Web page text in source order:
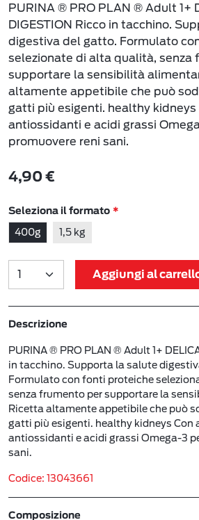
PURINA ® PRO PLAN ® Adult 1+
DIGESTION Ricco in tacchino.
digestiva del gatto. Formulato
selezionate di alta qualità, senza
supportare la sensibilità
altamente appetibile che può
gatti più esigenti. healthy kidneys
antiossidanti e acidi grassi
promuovere reni sani.
4,90 €
Seleziona il formato
400g 1,5 kg
Aggiungi al
Descrizione
PURINA ® PRO PLAN ® Adult 1+
in tacchino. Supporta la salute
Formulato con fonti proteiche
senza frumento per supportare la
Ricetta altamente appetibile che può
gatti più esigenti. healthy kidneys Con
antiossidanti e acidi grassi Omega-3
sani.
Codice: 13043661
Composizione